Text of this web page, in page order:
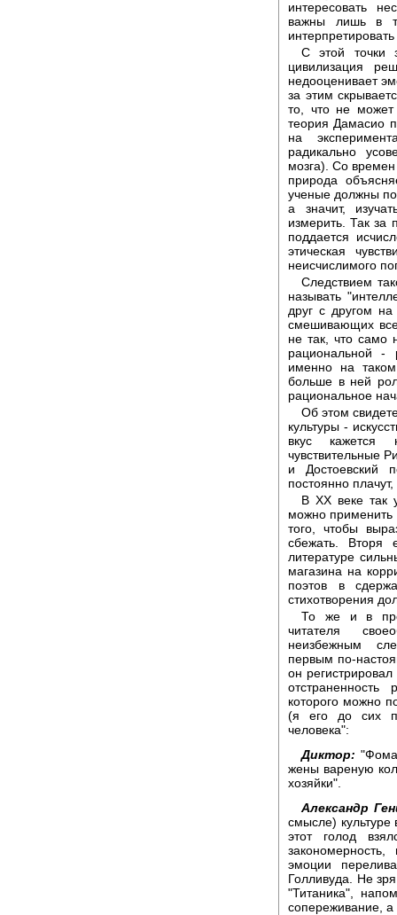
интересовать
важны лишь в
С этой точки
цивилизация
недооценивает
за этим
то, что не может
теория Дамасио
на
радикально
мозга). Со
природа
ученые должны
а значит,
измерить. Так за
поддается
этическая
неисчислимого
Следствием
называть
друг с другом
смешивающих все
не так, что само
рациональной
именно на
больше в ней
рациональное
Об этом
культуры -
вкус кажется
чувствительные
и Достоевский
постоянно
В ХХ веке так
можно применить
того, чтобы
сбежать. Вторя
литературе
магазина на
поэтов в
стихотворения
То же и в
читателя
неизбежным
первым по-
он
отстраненность
которого можно
(я его до сих
человека":
Диктор: "Фома
жены вареную
хозяйки".
Александр
смысле) культуре
этот голод
эмоции
Голливуда. Не
"Титаника",
сопереживание, а